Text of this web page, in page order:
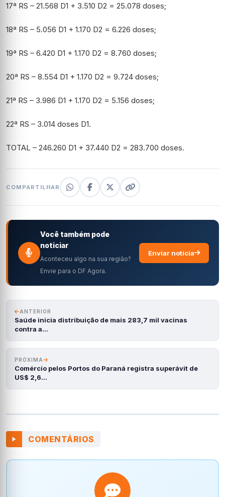
17ª RS – 21.568 D1 + 3.510 D2 = 25.078 doses;
18ª RS – 5.056 D1 + 1.170 D2 = 6.226 doses;
19ª RS – 6.420 D1 + 1.170 D2 = 8.760 doses;
20ª RS – 8.554 D1 + 1.170 D2 = 9.724 doses;
21ª RS – 3.986 D1 + 1.170 D2 = 5.156 doses;
22ª RS – 3.014 doses D1.
TOTAL – 246.260 D1 + 37.440 D2 = 283.700 doses.
COMPARTILHAR
Você também pode
noticiar
Aconteceu algo na sua região?
Envie para o DF Agora.
Enviar notícia
ANTERIOR
Saúde inicia distribuição de mais 283,7 mil vacinas
contra a…
PRÓXIMA
Comércio pelos Portos do Paraná registra superávit de
US$ 2,6…
COMENTÁRIOS